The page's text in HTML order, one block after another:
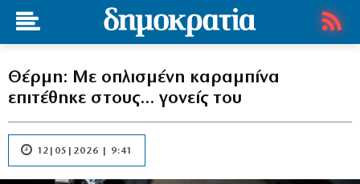
Θέρμη: Με οπλισμένη καραμπίνα
επιτέθηκε στους… γονείς του
12|05|2026 | 9:41